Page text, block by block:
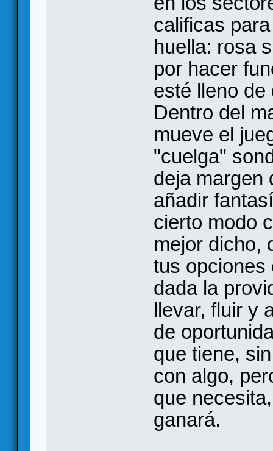
calificas
huella: rosa
por hacer
esté lleno
Dentro del
mueve el
"cuelga"
deja margen
añadir
cierto modo
mejor dicho,
tus opciones
dada la
llevar, fluir y
de
que tiene,
con algo,
que
ganará.